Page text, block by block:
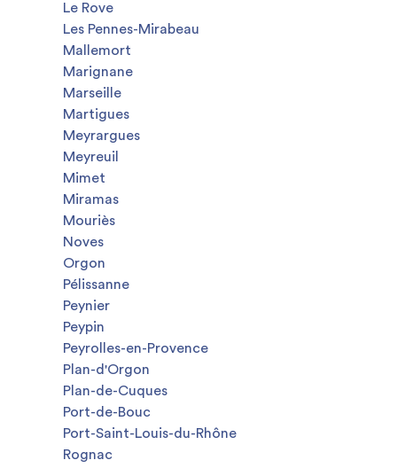
Le Rove
Les Pennes-Mirabeau
Mallemort
Marignane
Marseille
Martigues
Meyrargues
Meyreuil
Mimet
Miramas
Mouriès
Noves
Orgon
Pélissanne
Peynier
Peypin
Peyrolles-en-Provence
Plan-d'Orgon
Plan-de-Cuques
Port-de-Bouc
Port-Saint-Louis-du-Rhône
Rognac